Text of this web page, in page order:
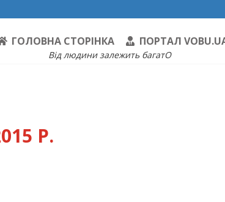
ГОЛОВНА СТОРІНКА ПОРТАЛ
Від людини залежить багатО
Р.